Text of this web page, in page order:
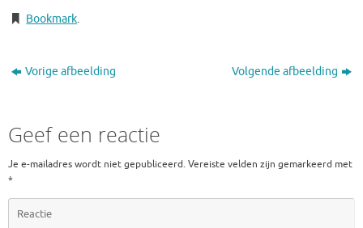
Bookmark.
Vorige afbeelding Volgende afbeelding
Geef een reactie
Je e-mailadres wordt niet gepubliceerd. Vereiste velden zijn gemarkeerd met
*